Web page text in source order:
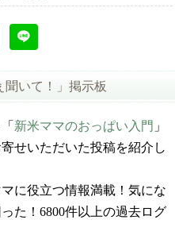
聞いて！」掲示板
新米ママのおっぱい入門 」
せいただいた投稿を紹介し
に役立つ情報満載！気にな
た！6800件以上の過去ログ